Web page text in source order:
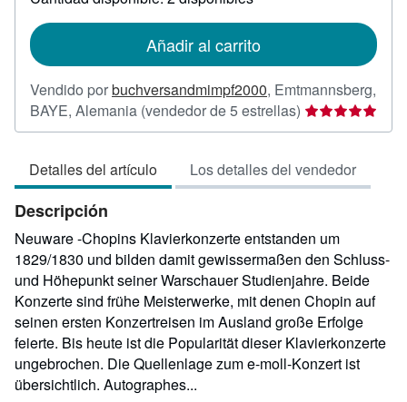
las
envío
Añadir al carrito
Vendido porbuchversandmimpf2000, Emtmannsberg,
BAYE, Alemania (vendedor de 5 estrellas) Calificación
del
5
de
estrellas
Detalles del artículo Los detalles del vendedor
Descripción
Neuware -Chopins Klavierkonzerte entstanden um
1829/1830 und bilden damit gewissermaßen den Schluss-
und Höhepunkt seiner Warschauer Studienjahre. Beide
Konzerte sind frühe Meisterwerke, mit denen Chopin auf
seinen ersten Konzertreisen im Ausland große Erfolge
feierte. Bis heute ist die Popularität dieser Klavierkonzerte
ungebrochen. Die Quellenlage zum e-moll-Konzert ist
übersichtlich. Autographes...